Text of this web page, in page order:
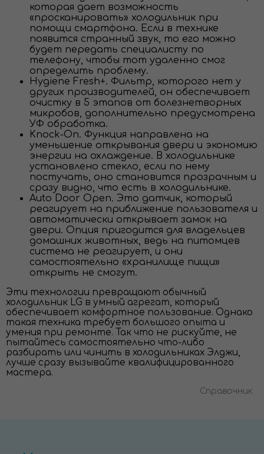
которая дает возможность
«просканировать» холодильник при
помощи смартфона. Если в технике
появится странный звук, то его можно
будет передать специалисту по
телефону, чтобы тот удаленно смог
определить проблему.
Hygiene Fresh+. Фильтр, которого нет у
других производителей, он обеспечивает
очистку в 5 этапов от болезнетворных
микробов, дополнительно предусмотрена
УФ обработка.
Knock-On. Функция направлена на
уменьшение открывания двери и экономию
энергии на охлаждение. В холодильнике
установлено стекло, если по нему
постучать, оно становится прозрачным и
сразу видно, что есть в холодильнике.
Auto Door Open. Это датчик, который
реагирует на приближение пользователя и
автоматически открывает замок на
двери. Опция пригодится для владельцев
домашних животных, ведь на питомцев
система не реагирует, и они
самостоятельно «хранилище пищи»
открыть не смогут.
Эти технологии превращают обычный
холодильник LG в умный агрегат, который
обеспечивает комфортное пользование. Однако
такая техника требует большого опыта и
умения при ремонте. Так что не рискуйте, не
пытайтесь самостоятельно что-либо
разбирать или чинить в холодильниках Элджи,
лучше сразу вызывайте квалифицированного
мастера.
Справочник